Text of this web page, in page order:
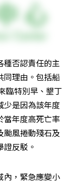
種否認責任的主
同理由。包括船
臨特別早、墾丁
少是因為該年度
當年度高死亡率
颱風捲動殘石及
反駁。
內，緊急應變小